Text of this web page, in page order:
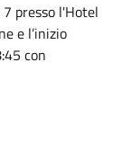
presso l'Hotel
e l’inizio
con